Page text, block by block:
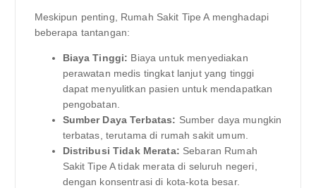
Meskipun penting, Rumah Sakit Tipe A menghadapi
beberapa tantangan:
Biaya Tinggi: Biaya untuk menyediakan
perawatan medis tingkat lanjut yang tinggi
dapat menyulitkan pasien untuk mendapatkan
pengobatan.
Sumber Daya Terbatas: Sumber daya mungkin
terbatas, terutama di rumah sakit umum.
Distribusi Tidak Merata: Sebaran Rumah
Sakit Tipe A tidak merata di seluruh negeri,
dengan konsentrasi di kota-kota besar.